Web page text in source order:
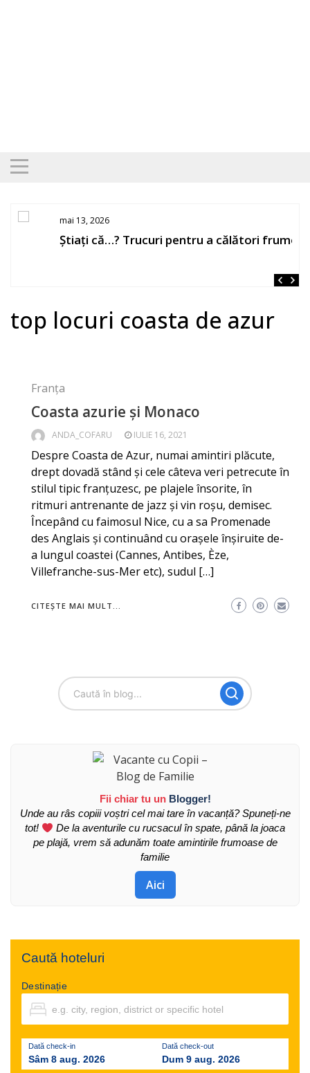
mai 13, 2026
Știați că…? Trucuri pentru a călători frumos
top locuri coasta de azur
Franța
Coasta azurie și Monaco
ANDA_COFARU IULIE 16, 2021
Despre Coasta de Azur, numai amintiri plăcute,
drept dovadă stând și cele câteva veri petrecute în
stilul tipic franțuzesc, pe plajele însorite, în
ritmuri antrenante de jazz și vin roșu, demisec.
Începând cu faimosul Nice, cu a sa Promenade
des Anglais și continuând cu orașele înșiruite de-
a lungul coastei (Cannes, Antibes, Èze,
Villefranche-sus-Mer etc), sudul […]
CITEȘTE MAI MULT...
Fii chiar tu un Blogger!
Unde au râs copiii voștri cel mai tare în vacanță? Spuneți-ne
tot!
De la aventurile cu rucsacul în spate, până la joaca
pe plajă, vrem să adunăm toate amintirile frumoase de
familie
Aici
Caută hoteluri
Destinație
Dată check-in
Sâm 8 aug. 2026
Dată check-out
Dum 9 aug. 2026